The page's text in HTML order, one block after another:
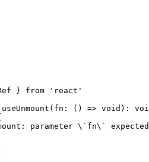
} from 'react'
() => void):
parameter \`fn\`